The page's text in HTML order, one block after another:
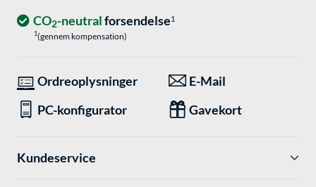
CO2-neutralforsendelse1
1(gennem kompensation)
Ordreoplysninger
E-Mail
PC-konfigurator
Gavekort
Kundeservice